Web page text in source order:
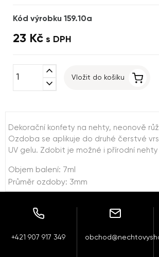
Kód výrobku 159.10a
23 Kč s DPH
expand_less
expand_more
Vložit do košíku
Dekorační konfety na nehty, neonově
Ozdoba se aplikuje do druhé čerstvé
UV gelu. Zdobit je možné i přírodní
Objem balení: 7ml
Průměr ozdoby: 3mm
+421 907 917 349